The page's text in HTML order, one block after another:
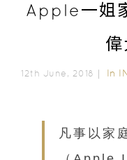
Apple一姐
12th June, 2018｜ In
凡事以家